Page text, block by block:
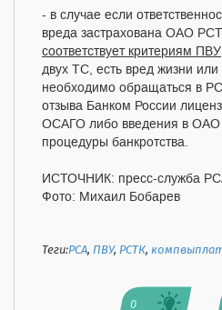
- в случае если
вреда застрахована ОАО
соответствует критериям ПВУ
двух ТС, есть вред жизни
необходимо обращаться в
отзыва Банком России
ОСАГО либо введения в
процедуры банкротства.
ИСТОЧНИК: пресс-служба
Фото: Михаил Бобарев
Теги:РСА, ПВУ, РСТК,
0